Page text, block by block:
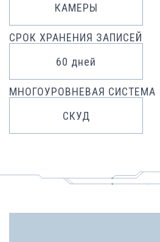
КАМЕРЫ
60 дней
СРОК ХРАНЕНИЯ ЗАПИСЕЙ
СКУД
МНОГОУРОВНЕВАЯ СИСТЕМА